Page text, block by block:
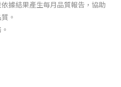
據結果產生每月品質報告，協助
。